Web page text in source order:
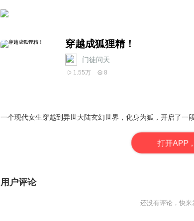
穿越成狐狸精！
门徒问天
1.55万 8
一个现代女生穿越到异世大陆玄幻世界，化身为狐，开启了一
打开APP
用户评论
还没有评论，快来